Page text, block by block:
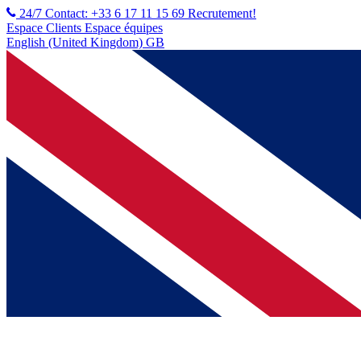
24/7 Contact: +33 6 17 11 15 69 Recrutement!
Espace Clients Espace équipes
English (United Kingdom) GB